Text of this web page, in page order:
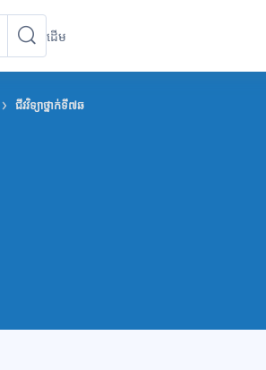
ស្វែងរកវគ្គសិក្សា
ដើម
ជីវវិទ្យាថ្នាក់ទី៧ឆ